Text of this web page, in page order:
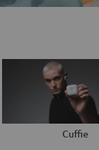
Cuffie